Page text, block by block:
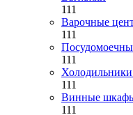
111
Варочные
111
111
111
Винные
111